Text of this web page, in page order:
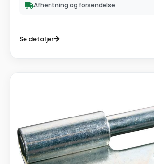
Afhentning og forsendelse
Se detaljer